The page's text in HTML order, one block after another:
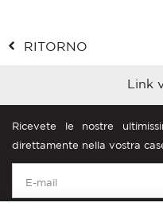
RITORNO
Link
Ricevete le nostre
direttamente nella vostra